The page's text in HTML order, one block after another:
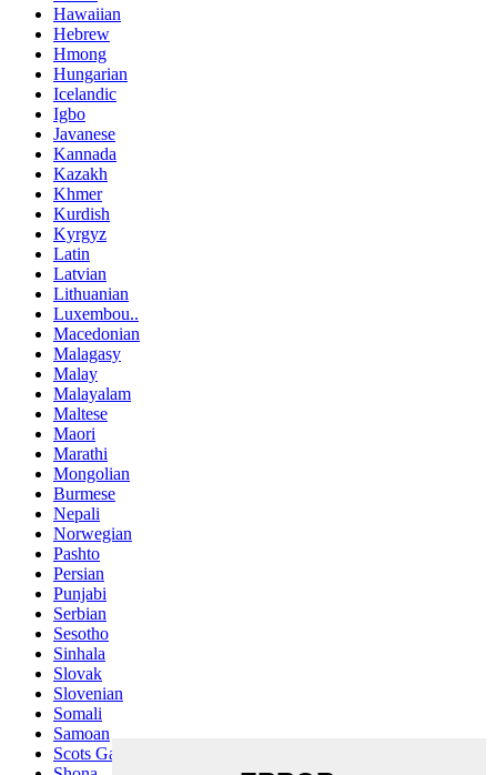
Hawaiian
Hebrew
Hmong
Hungarian
Icelandic
Igbo
Javanese
Kannada
Kazakh
Khmer
Kurdish
Kyrgyz
Latin
Latvian
Lithuanian
Luxembou..
Macedonian
Malagasy
Malay
Malayalam
Maltese
Maori
Marathi
Mongolian
Burmese
Nepali
Norwegian
Pashto
Persian
Punjabi
Serbian
Sesotho
Sinhala
Slovak
Slovenian
Somali
Samoan
Scots Gaelic